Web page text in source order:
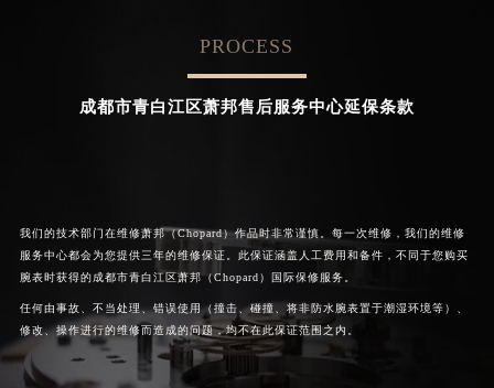

PROCESS
成都市青白江区萧邦售后服务中心延保条款
我们的技术部门在维修萧邦（Chopard）作品时非常谨慎。每一次维修，我们的维修
服务中心都会为您提供三年的维修保证。此保证涵盖人工费用和备件，不同于您购买
腕表时获得的成都市青白江区萧邦（Chopard）国际保修服务。
任何由事故、不当处理、错误使用（撞击、碰撞、将非防水腕表置于潮湿环境等）、
修改、操作进行的维修而造成的问题，均不在此保证范围之内。